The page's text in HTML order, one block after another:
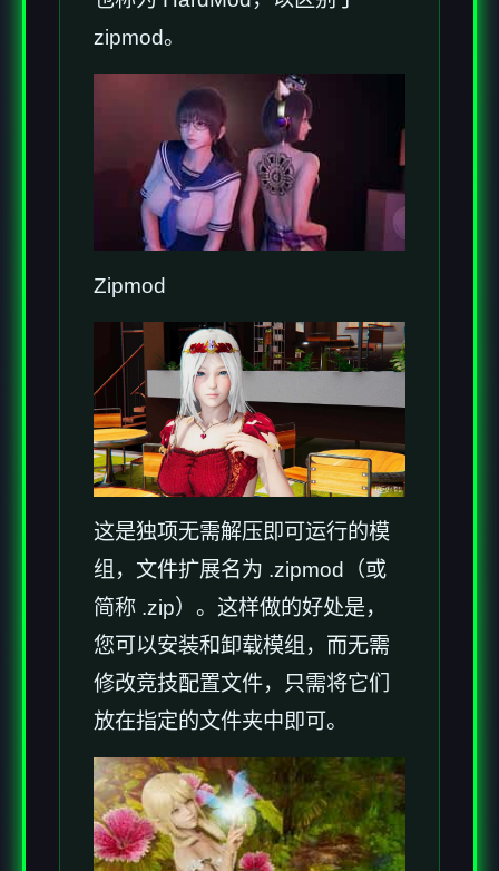
zipmod。
Zipmod
这是独项无需解压即可运行的模
组，文件扩展名为 .zipmod（或
简称 .zip）。这样做的好处是，
您可以安装和卸载模组，而无需
修改竞技配置文件，只需将它们
放在指定的文件夹中即可。